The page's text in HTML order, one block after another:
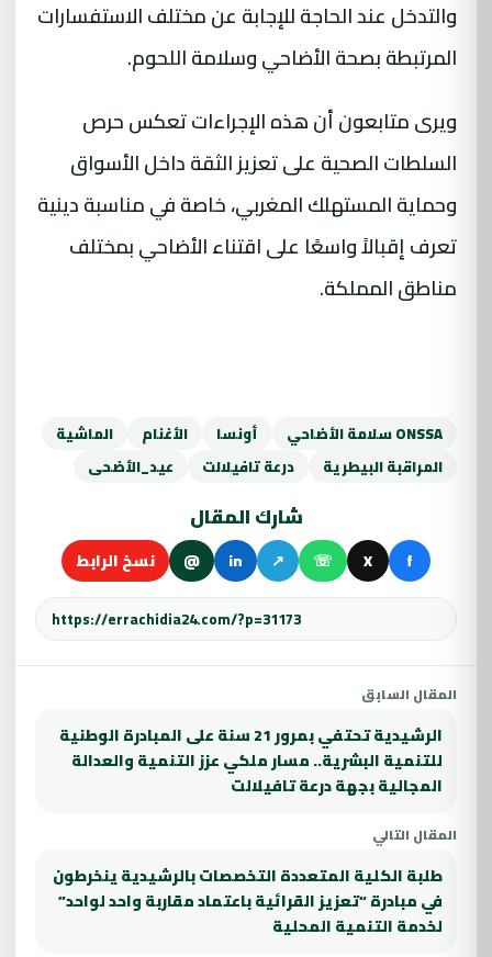
والتدخل عند الحاجة للإجابة عن مختلف الاستفسارات
المرتبطة بصحة الأضاحي وسلامة اللحوم.
ويرى متابعون أن هذه الإجراءات تعكس حرص
السلطات الصحية على تعزيز الثقة داخل الأسواق
وحماية المستهلك المغربي، خاصة في مناسبة دينية
تعرف إقبالاً واسعًا على اقتناء الأضاحي بمختلف
مناطق المملكة.
ONSSA سلامة الأضاحي أونسا الأغنام
الماشية
المراقبة البيطرية
درعة تافيلالت عيد_الأضحى
شارك المقال
f
X
☏
↗
in
@ نسخ الرابط
المقال السابق
الرشيدية تحتفي بمرور 21 سنة على المبادرة الوطنية
للتنمية البشرية.. مسار ملكي عزز التنمية والعدالة
المجالية بجهة درعة تافيلالت
المقال التالي
طلبة الكلية المتعددة التخصصات بالرشيدية ينخرطون
في مبادرة “تعزيز القرائية باعتماد مقاربة واحد لواحد”
لخدمة التنمية المحلية